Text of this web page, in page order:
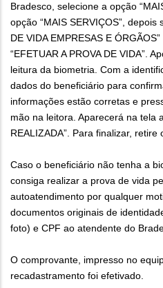
Bradesco, selecione a opção
opção “MAIS SERVIÇOS”, depois
DE VIDA EMPRESAS E
“EFETUAR A PROVA DE VIDA”.
leitura da biometria. Com a
dados do beneficiário para
informações estão corretas e
mão na leitora. Aparecerá na tela
REALIZADA”. Para finalizar,
Caso o beneficiário não tenha a
consiga realizar a prova de vida
autoatendimento por qualquer
documentos originais de
foto) e CPF ao atendente do
O comprovante, impresso no
recadastramento foi efetivado.